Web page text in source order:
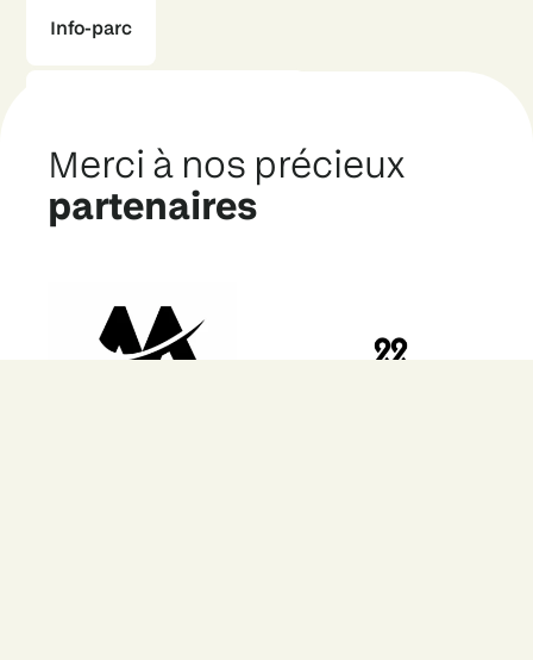
Info-parc
Merci à nos précieux
partenaires